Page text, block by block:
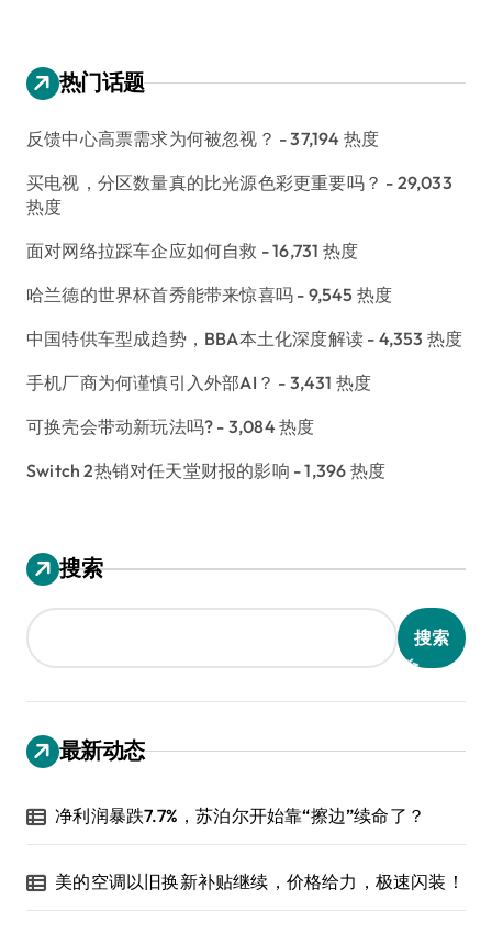
热门话题
反馈中心高票需求为何被忽视？ - 37,194 热度
买电视，分区数量真的比光源色彩更重要吗？ - 29,033
热度
面对网络拉踩车企应如何自救 - 16,731 热度
哈兰德的世界杯首秀能带来惊喜吗 - 9,545 热度
中国特供车型成趋势，BBA本土化深度解读 - 4,353 热度
手机厂商为何谨慎引入外部AI？ - 3,431 热度
可换壳会带动新玩法吗? - 3,084 热度
Switch 2热销对任天堂财报的影响 - 1,396 热度
搜索
搜索
最新动态
净利润暴跌7.7%，苏泊尔开始靠“擦边”续命了？
美的空调以旧换新补贴继续，价格给力，极速闪装！